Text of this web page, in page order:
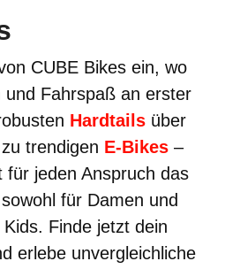
CUBE Bikes ein, wo
und Fahrspaß an erster
Hardtails über
trendigen E-Bikes –
für jeden Anspruch das
für Damen und
Finde jetzt dein
erlebe unvergleichliche